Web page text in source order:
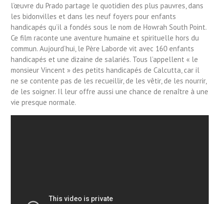
l’œuvre du Prado partage le quotidien des plus pauvres, dans
les bidonvilles et dans les neuf foyers pour enfants
handicapés qu’il a fondés sous le nom de Howrah South Point.
Ce film raconte une aventure humaine et spirituelle hors du
commun. Aujourd’hui, le Père Laborde vit avec 160 enfants
handicapés et une dizaine de salariés. Tous l’appellent « le
monsieur Vincent » des petits handicapés de Calcutta, car il
ne se contente pas de les recueillir, de les vêtir, de les nourrir,
de les soigner. Il leur offre aussi une chance de renaître à une
vie presque normale.